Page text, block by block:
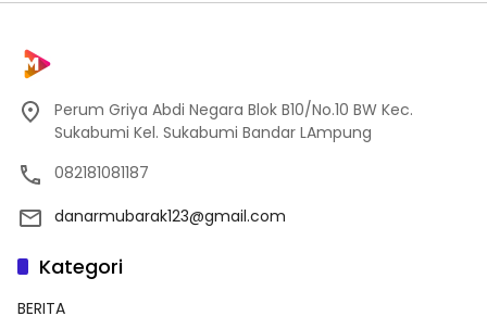
Perum Griya Abdi Negara Blok B10/No.10 BW Kec.
Sukabumi Kel. Sukabumi Bandar LAmpung
082181081187
danarmubarak123@gmail.com
Kategori
BERITA